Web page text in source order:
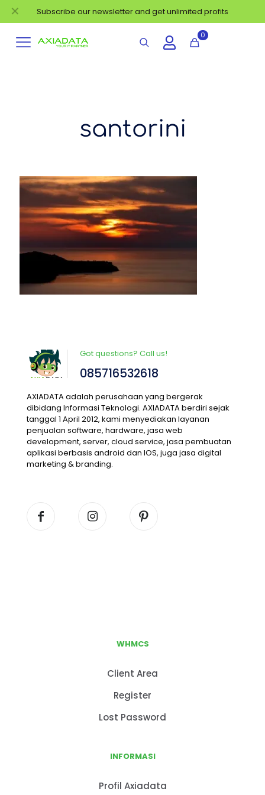
Subscribe our newsletter and get unlimited profits
✕
0
santorini
Got questions? Call us!
085716532618
AXIADATA adalah perusahaan yang bergerak
dibidang Informasi Teknologi. AXIADATA berdiri sejak
tanggal 1 April 2012, kami menyediakan layanan
penjualan software, hardware, jasa web
development, server, cloud service, jasa pembuatan
aplikasi berbasis android dan IOS, juga jasa digital
marketing & branding.
WHMCS
Client Area
Register
Lost Password
INFORMASI
Profil Axiadata